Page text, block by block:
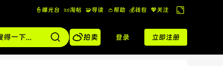
👮曝光台 📜淘帖 🧩导读 👛帮助 💰️钱包 💖关注
换
到
宽
版
拍卖 登录 立即注册